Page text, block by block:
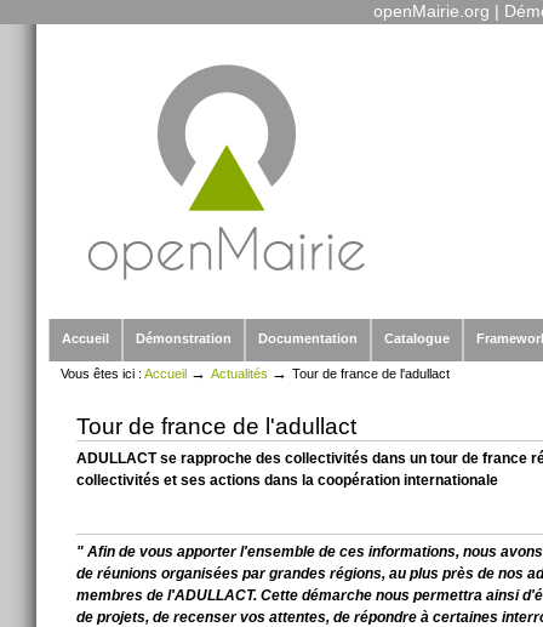
openMairie.org |
Accueil
Démonstration Documentation Catalogue
Vous êtes ici : Accueil → Actualités → Tour de france de l'adullact
Tour de france de l'adullact
ADULLACT se rapproche des collectivités dans un tour de france
collectivités et ses actions dans la coopération internationale
" Afin de vous apporter l'ensemble de ces informations, nous
de réunions organisées par grandes régions, au plus près de nos
membres de l'ADULLACT. Cette démarche nous permettra ainsi
de projets, de recenser vos attentes, de répondre à certaines